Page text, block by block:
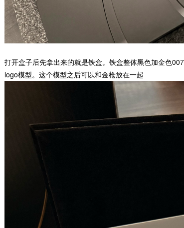
打开盒子后先拿出来的就是铁盒。铁盒整体黑色加金色
logo模型。这个模型之后可以和金枪放在一起